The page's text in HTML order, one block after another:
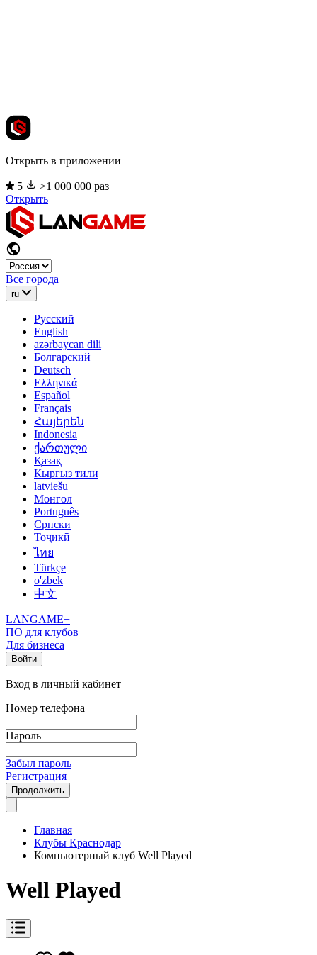
Открыть в приложении
5
>1 000 000 раз
Открыть
Все города
ru
Русский
English
azərbaycan dili
Болгарский
Deutsch
Ελληνικά
Español
Français
Հայերեն
Indonesia
ქართული
Қазақ
Кыргыз тили
latviešu
Монгол
Português
Српски
Тоҷикӣ
ไทย
Türkçe
o'zbek
中文
LANGAME+
ПО для клубов
Для бизнеса
Войти
Вход в личный кабинет
Номер телефона
Пароль
Забыл пароль
Регистрация
Продолжить
Главная
Клубы Краснодар
Компьютерный клуб Well Played
Well Played